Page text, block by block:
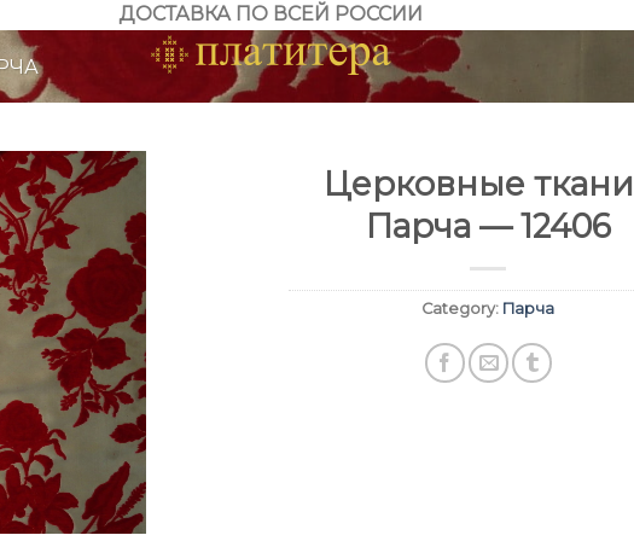
ДОСТАВКА ПО ВСЕЙ РОССИИ
Церковные ткани |
Парча — 12406
Category: Парча